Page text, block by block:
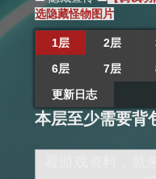
选隐藏怪物图片
1层 2层
6层
7层
更新日志
本层至少需要背